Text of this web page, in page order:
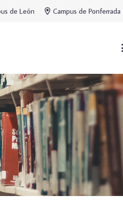
de León Campus de Ponferrada